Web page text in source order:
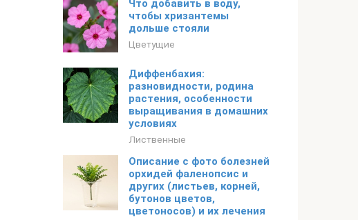
Что добавить в воду,
чтобы хризантемы
дольше стояли
Цветущие
Диффенбахия:
разновидности, родина
растения, особенности
выращивания в домашних
условиях
Лиственные
Описание с фото болезней
орхидей фаленопсис и
других (листьев, корней,
бутонов цветов,
цветоносов) и их лечения